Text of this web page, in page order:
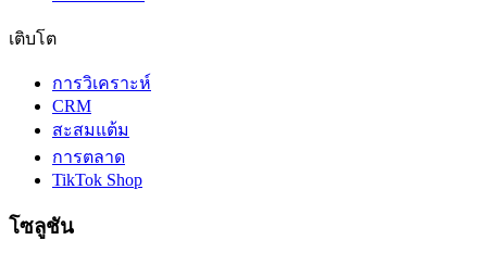
เติบโต
การวิเคราะห์
CRM
สะสมแต้ม
การตลาด
TikTok Shop
โซลูชัน